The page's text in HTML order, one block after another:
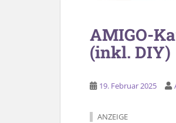
AMIGO-
(inkl. DIY)
19. Februar 2025
ANZEIGE